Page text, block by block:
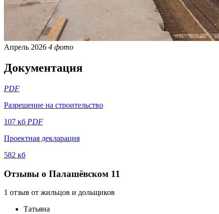
Апрель 2026 4 фото
Документация
PDF
Разрешение на строительство
107 кб PDF
Проектная декларация
582 кб
Отзывы о Палашёвском 11
1 отзыв от жильцов и дольщиков
Татьяна